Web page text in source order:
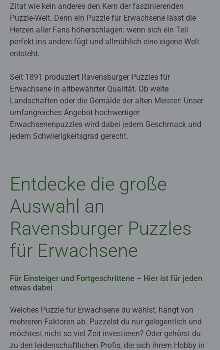
Zitat wie kein anderes den Kern der faszinierenden
Puzzle-Welt. Denn ein Puzzle für Erwachsene lässt die
Herzen aller Fans höherschlagen: wenn sich ein Teil
perfekt ins andere fügt und allmählich eine eigene Welt
entsteht.
Seit 1891 produziert Ravensburger Puzzles für
Erwachsene in altbewährter Qualität. Ob weite
Landschaften oder die Gemälde der alten Meister: Unser
umfangreiches Angebot hochwertiger
Erwachsenenpuzzles wird dabei jedem Geschmack und
jedem Schwierigkeitsgrad gerecht.
Entdecke die große
Auswahl an
Ravensburger Puzzles
für Erwachsene
Für Einsteiger und Fortgeschrittene – Hier ist für jeden
etwas dabei
Welches Puzzle für Erwachsene du wählst, hängt von
mehreren Faktoren ab. Puzzelst du nur gelegentlich und
möchtest nicht so viel Zeit investieren? Oder gehörst du
zu den leidenschaftlichen Profis, die sich ihrem Hobby in